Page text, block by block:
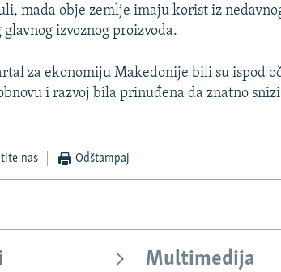
mada obje zemlje imaju korist iz
izvoznog proizvoda.
za ekonomiju Makedonije bili su ispod
i razvoj bila prinuđena da znatno
nas Odštampaj
Multimedija